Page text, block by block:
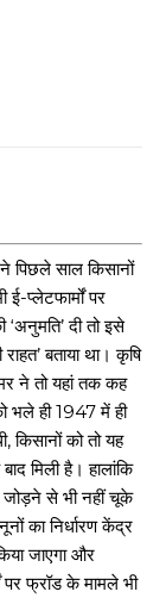
पिछले साल किसानों
प्लेटफार्मों पर
दी तो इसे
बताया था। कृषि
ने तो यहां तक कह
भले ही 1947 में ही
किसानों को तो यह
मिली है। हालांकि
से भी नहीं चूके
का निर्धारण केंद्र
जाएगा और
पर फ्रॉड के मामले भी